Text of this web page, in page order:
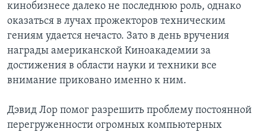
кинобизнесе далеко не последнюю роль, однако
оказаться в лучах прожекторов техническим
гениям удается нечасто. Зато в день вручения
награды американской Киноакадемии за
достижения в области науки и техники все
внимание приковано именно к ним.
Дэвид Лор помог разрешить проблему постоянной
перегруженности огромных компьютерных